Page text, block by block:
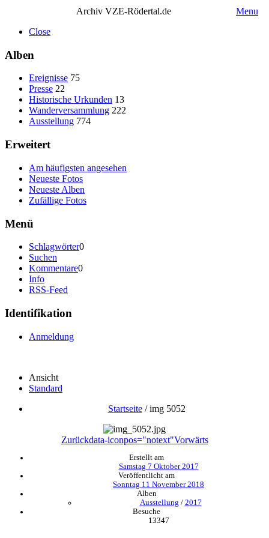
Archiv VZE-Rödertal.de
Menu
Close
Alben
Ereignisse 75
Presse 22
Historische Urkunden 13
Wanderversammlung 222
Ausstellung 774
Erweitert
Am häufigsten angesehen
Neueste Fotos
Neueste Alben
Zufällige Fotos
Menü
Schlagwörter0
Suchen
Kommentare0
Info
RSS-Feed
Identifikation
Anmeldung
Ansicht
Standard
Startseite/img 5052
Zurückdata-iconpos="notext"Vorwärts
Erstellt am
Samstag 7 Oktober 2017
Veröffentlicht am
Sonntag 11 November 2018
Alben
Ausstellung / 2017
Besuche
13347